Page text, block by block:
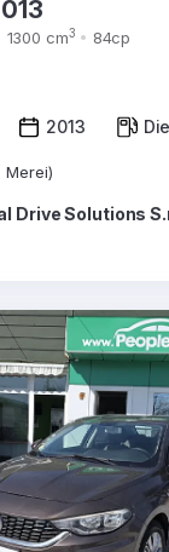
2013
1300 cm3 84cp
2013
Merei)
Drive Solutions